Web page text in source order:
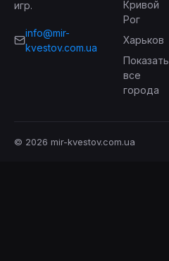
игр.
info@mir-
kvestov.com.ua
Кривой
Рог
Харьков
Показать
все
города
© 2026 mir-kvestov.com.ua